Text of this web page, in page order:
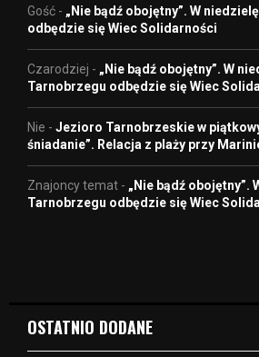
Gość - „Nie bądź obojętny”. W
odbędzie się Wiec Solidarności
Czarodziej - „Nie bądź obojętny”. W
Tarnobrzegu odbędzie się Wiec
Nie - Jezioro Tarnobrzeskie w
śniadanie”. Relacja z plaży przy
Znajoncy temat - „Nie bądź obojętny”.
Tarnobrzegu odbędzie się Wiec
OSTATNIO DODANE